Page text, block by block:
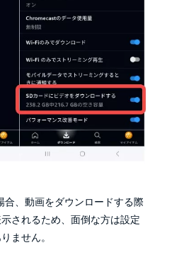
合、動画をダウンロードする際
されるため、面倒な方は設定
ません。